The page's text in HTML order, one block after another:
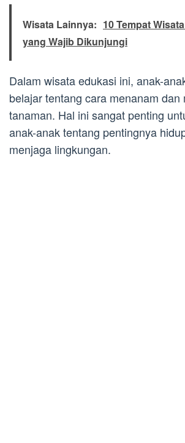
Wisata Lainnya: 10 Tempat
yang Wajib Dikunjungi
Dalam wisata edukasi ini, anak-
belajar tentang cara menanam dan
tanaman. Hal ini sangat penting
anak-anak tentang pentingnya
menjaga lingkungan.